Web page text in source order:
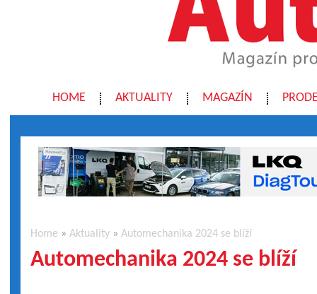
HOME AKTUALITY MAGAZÍN
Home »Aktuality »Automechanika 2024 se blíží
Automechanika 2024 se blíží